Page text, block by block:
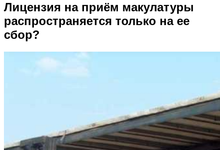
Лицензия на приём макулатуры
распространяется только на ее
сбор?